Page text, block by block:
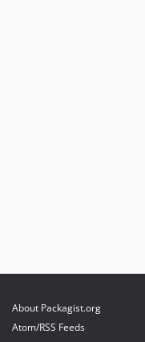
About Packagist.org
Atom/RSS Feeds